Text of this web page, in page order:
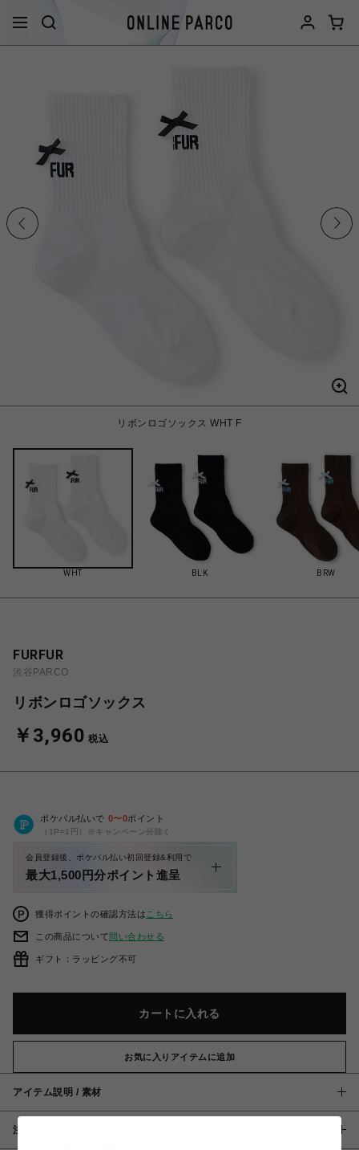
リボンロゴソックス WHT F
WHT BLK BRW
FURFUR
渋谷PARCO
リボンロゴソックス
￥3,960 税込
ポケパル払いで 0〜0ポイント
（1P=1円）※キャンペーン分除く
会員登録後、ポケパル払い初回登録&利用で
最大1,500円分ポイント進呈
獲得ポイントの確認方法は こちら
この商品について問い合わせる
ギフト：ラッピング不可
カートに入れる
お気に入りアイテムに追加
アイテム説明 / 素材
注意事項